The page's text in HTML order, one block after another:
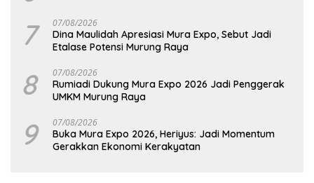
7 07/08/2026
Dina Maulidah Apresiasi Mura Expo, Sebut Jadi
Etalase Potensi Murung Raya
8 07/08/2026
Rumiadi Dukung Mura Expo 2026 Jadi Penggerak
UMKM Murung Raya
9 07/08/2026
Buka Mura Expo 2026, Heriyus: Jadi Momentum
Gerakkan Ekonomi Kerakyatan